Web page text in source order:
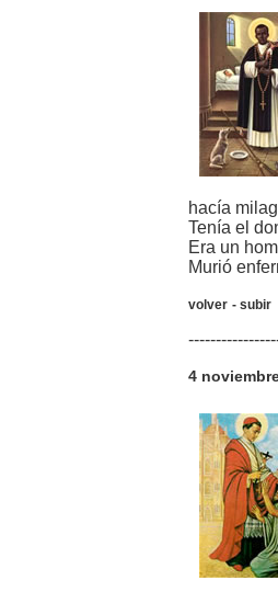
hacía
Tenía el
Era un
Murió
volver - subir
4